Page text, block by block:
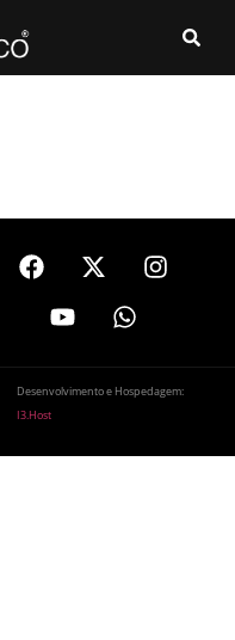
Desenvolvimento e Hospedagem:
I3.Host